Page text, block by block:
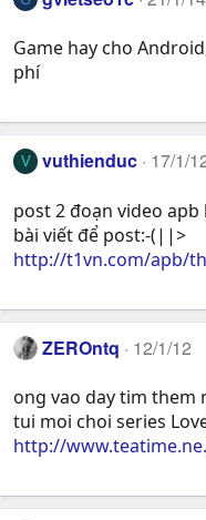
Game hay cho
phí
V vuthienduc 17/1/
post 2 đoạn video
bài viết để post:-(||>
http://t1vn.com/apb/
ZEROntq 12/1/12
ong vao day tim them
tui moi choi series
http://